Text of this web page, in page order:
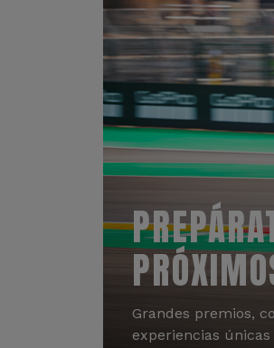
Grandes premios,
experiencias